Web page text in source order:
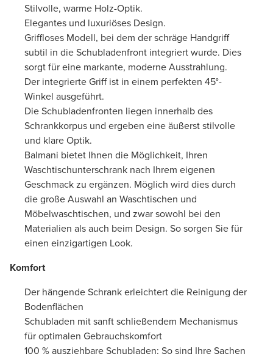
Stilvolle, warme Holz-Optik.
Elegantes und luxuriöses Design.
Griffloses Modell, bei dem der schräge Handgriff
subtil in die Schubladenfront integriert wurde. Dies
sorgt für eine markante, moderne Ausstrahlung.
Der integrierte Griff ist in einem perfekten 45°-
Winkel ausgeführt.
Die Schubladenfronten liegen innerhalb des
Schrankkorpus und ergeben eine äußerst stilvolle
und klare Optik.
Balmani bietet Ihnen die Möglichkeit, Ihren
Waschtischunterschrank nach Ihrem eigenen
Geschmack zu ergänzen. Möglich wird dies durch
die große Auswahl an Waschtischen und
Möbelwaschtischen, und zwar sowohl bei den
Materialien als auch beim Design. So sorgen Sie für
einen einzigartigen Look.
Komfort
Der hängende Schrank erleichtert die Reinigung der
Bodenflächen
Schubladen mit sanft schließendem Mechanismus
für optimalen Gebrauchskomfort
100 % ausziehbare Schubladen: So sind Ihre Sachen